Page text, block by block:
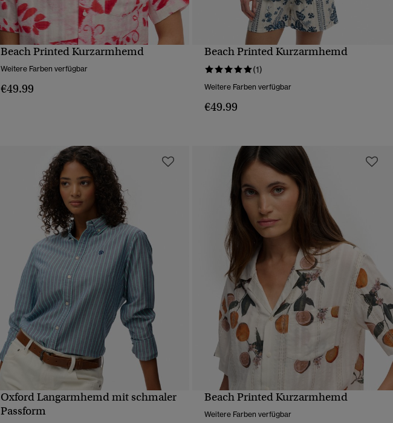
Beach Printed Kurzarmhemd
Weitere Farben verfügbar
€49.99
Beach Printed Kurzarmhemd
(1)
Weitere Farben verfügbar
€49.99
SCHNELLANSICHT
Oxford Langarmhemd mit schmaler
Passform
Beach Printed Kurzarmhemd
Weitere Farben verfügbar